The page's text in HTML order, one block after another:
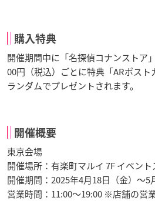
購入特典
開催期間中に「名探偵コナンストア
00円（税込）ごとに特典「ARポス
ランダムでプレゼントされます。
開催概要
東京会場
開催場所：有楽町マルイ 7F イベント
開催期間：2025年4月18日（金）～5
営業時間：11:00～19:00 ※店舗の営